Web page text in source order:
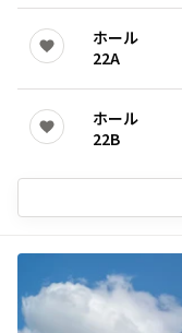
ホール
22A
ホール
22B